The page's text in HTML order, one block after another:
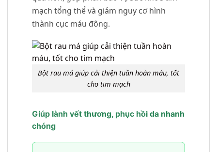
mạch tổng thể và giảm nguy cơ hình
thành cục máu đông.
Bột rau má giúp cải thiện tuần hoàn máu, tốt
cho tim mạch
Giúp lành vết thương, phục hồi da nhanh
chóng